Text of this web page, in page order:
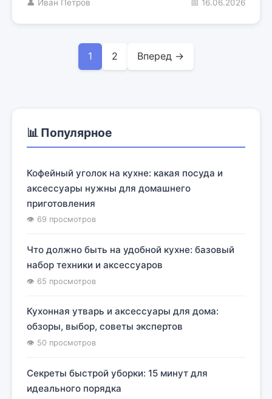
👤 Иван Петров 📅 16.06.2026
1 2 Вперед →
📊 Популярное
Кофейный уголок на кухне: какая посуда и
аксессуары нужны для домашнего
приготовления
👁 69 просмотров
Что должно быть на удобной кухне: базовый
набор техники и аксессуаров
👁 65 просмотров
Кухонная утварь и аксессуары для дома:
обзоры, выбор, советы экспертов
👁 50 просмотров
Секреты быстрой уборки: 15 минут для
идеального порядка